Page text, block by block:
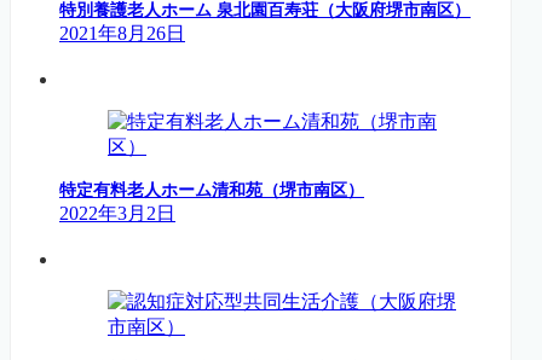
特別養護老人ホーム 泉北園百寿荘（大阪府堺市南区）
2021年8月26日
特定有料老人ホーム清和苑（堺市南区）
2022年3月2日